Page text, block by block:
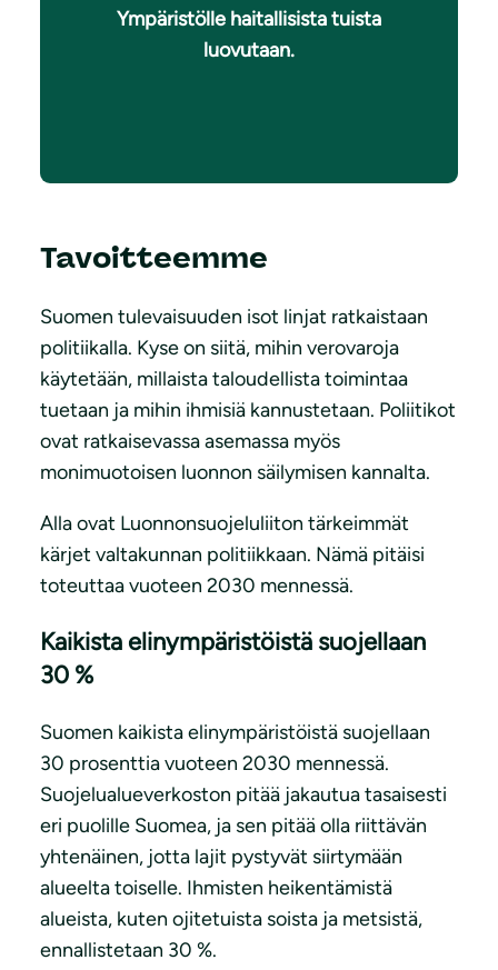
Ympäristölle haitallisista tuista
luovutaan.
Tavoitteemme
Suomen tulevaisuuden isot linjat ratkaistaan
politiikalla. Kyse on siitä, mihin verovaroja
käytetään, millaista taloudellista toimintaa
tuetaan ja mihin ihmisiä kannustetaan. Poliitikot
ovat ratkaisevassa asemassa myös
monimuotoisen luonnon säilymisen kannalta.
Alla ovat Luonnonsuojeluliiton tärkeimmät
kärjet valtakunnan politiikkaan. Nämä pitäisi
toteuttaa vuoteen 2030 mennessä.
Kaikista elinympäristöistä suojellaan
30 %
Suomen kaikista elinympäristöistä suojellaan
30 prosenttia vuoteen 2030 mennessä.
Suojelualueverkoston pitää jakautua tasaisesti
eri puolille Suomea, ja sen pitää olla riittävän
yhtenäinen, jotta lajit pystyvät siirtymään
alueelta toiselle. Ihmisten heikentämistä
alueista, kuten ojitetuista soista ja metsistä,
ennallistetaan 30 %.